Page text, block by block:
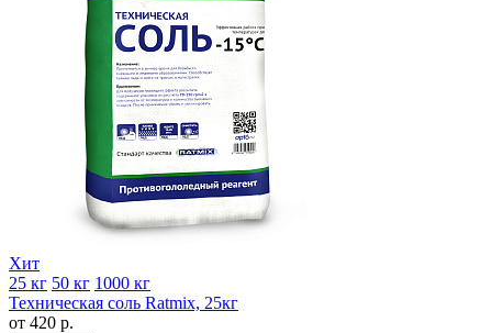
Хит
25 кг 50 кг 1000 кг
Техническая соль Ratmix, 25кг
от 420 р.